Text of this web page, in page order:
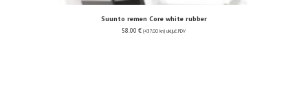
Suunto remen Core white rubber
58.00 € (437.00 kn) uključ. PDV